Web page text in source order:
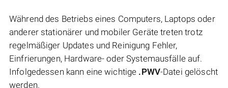
Während des Betriebs eines Computers, Laptops oder
anderer stationärer und mobiler Geräte treten trotz
regelmäßiger Updates und Reinigung Fehler,
Einfrierungen, Hardware- oder Systemausfälle auf.
Infolgedessen kann eine wichtige .PWV-Datei gelöscht
werden.